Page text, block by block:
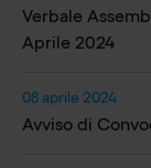
Verbale
Aprile 2024
08 aprile 2024
Avviso di